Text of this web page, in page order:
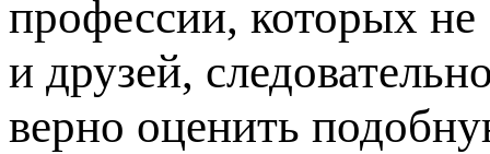
профессии, которых
и друзей,
верно оценить